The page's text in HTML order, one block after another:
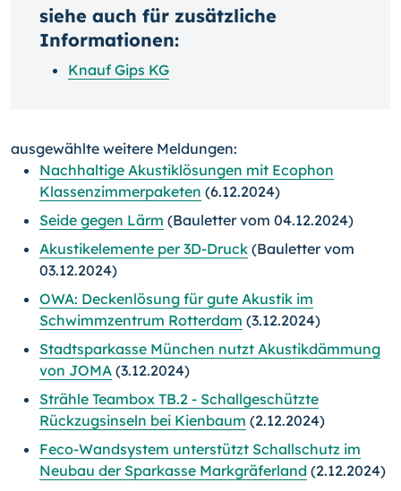
siehe auch für zusätzliche
Informationen:
Knauf Gips KG
ausgewählte weitere Meldungen:
Nachhaltige Akustiklösungen mit Ecophon
Klassenzimmerpaketen (6.12.2024)
Seide gegen Lärm (Bauletter vom 04.12.2024)
Akustikelemente per 3D-Druck (Bauletter vom
03.12.2024)
OWA: Deckenlösung für gute Akustik im
Schwimmzentrum Rotterdam (3.12.2024)
Stadtsparkasse München nutzt Akustikdämmung
von JOMA (3.12.2024)
Strähle Teambox TB.2 - Schallgeschützte
Rückzugsinseln bei Kienbaum (2.12.2024)
Feco-Wandsystem unterstützt Schallschutz im
Neubau der Sparkasse Markgräferland (2.12.2024)